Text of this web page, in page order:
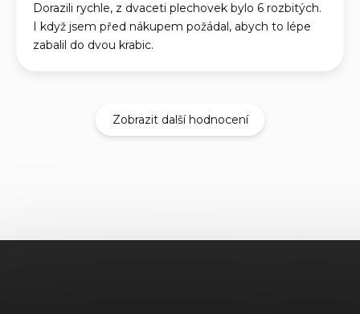
Dorazili rychle, z dvaceti plechovek bylo 6 rozbitých.
I když jsem před nákupem požádal, abych to lépe
zabalil do dvou krabic.
Zobrazit další hodnocení